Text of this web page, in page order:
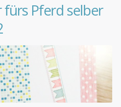
fürs Pferd selber